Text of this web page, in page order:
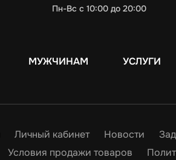
Пн-Вс с 10:00 до 20:00
МУЖЧИНАМ УСЛУГИ
Личный кабинет Новости
Условия продажи товаров